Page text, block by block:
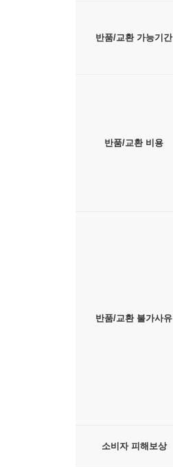
반품/교환 가능기간
반품/교환 비용
반품/교환 불가사유
소비자 피해보상